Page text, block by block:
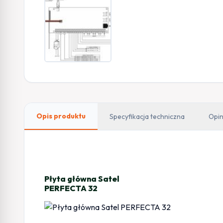
Opis produktu Specyfikacja techniczna
Płyta główna Satel
PERFECTA 32